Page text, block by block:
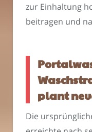
zur Einhaltung
beitragen und
plant
Die